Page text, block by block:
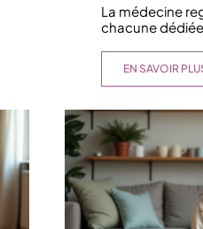
La médecine
chacune
EN SAVOIR